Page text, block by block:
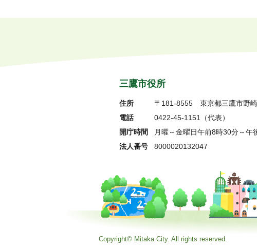
三鷹市役所
住所 〒181-8555 東京都三鷹市野
電話
0422-45-1151 （代表）
開庁時間
月曜～金曜日午前8時30分～午
法人番号
8000020132047
Copyright© Mitaka City. All rights reserved.